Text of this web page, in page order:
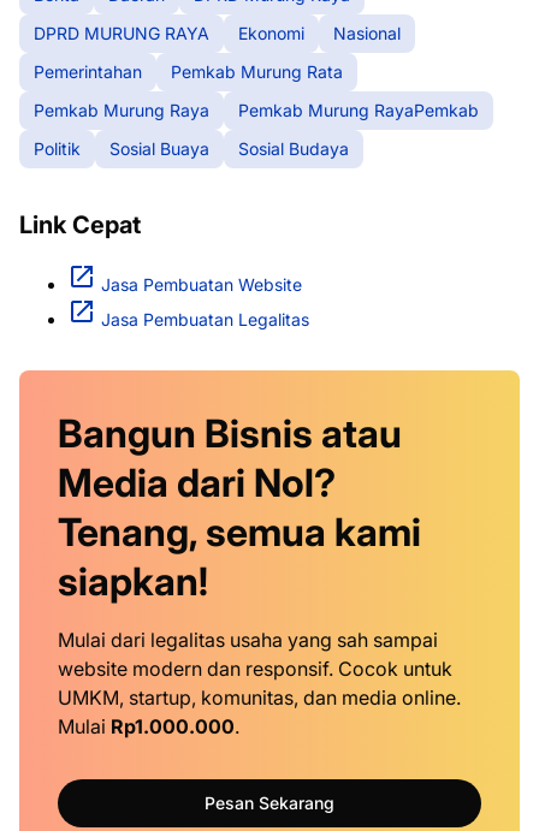
DPRD MURUNG RAYA
Ekonomi
Nasional
Pemerintahan
Pemkab Murung Rata
Pemkab Murung Raya
Pemkab Murung RayaPemkab
Politik
Sosial Buaya Sosial Budaya
Link Cepat
Jasa Pembuatan Website
Jasa Pembuatan Legalitas
Bangun Bisnis atau
Media dari Nol?
Tenang, semua kami
siapkan!
Mulai dari legalitas usaha yang sah sampai
website modern dan responsif. Cocok untuk
UMKM, startup, komunitas, dan media online.
Mulai Rp1.000.000.
Pesan Sekarang